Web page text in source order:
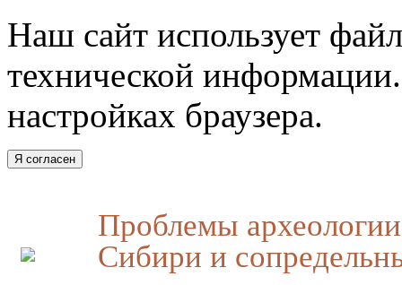
Наш сайт использует
технической
настройках браузера.
Я согласен
Проблемы
Сибири и